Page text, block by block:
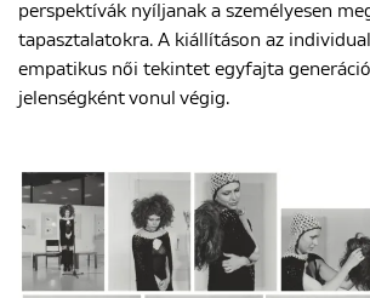
perspektívák nyíljanak a személyesen
tapasztalatokra. A kiállításon az
empatikus női tekintet egyfajta
jelenségként vonul végig.